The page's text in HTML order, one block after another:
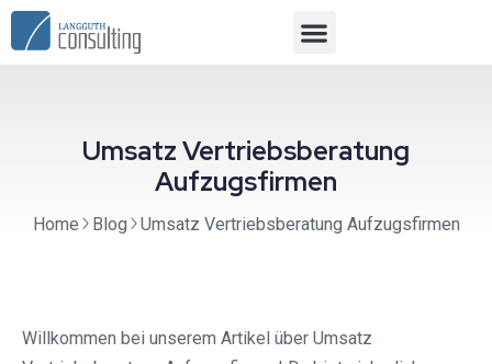
Umsatz Vertriebsberatung
Aufzugsfirmen
Home Blog Umsatz Vertriebsberatung Aufzugsfirmen
Willkommen bei unserem Artikel über Umsatz